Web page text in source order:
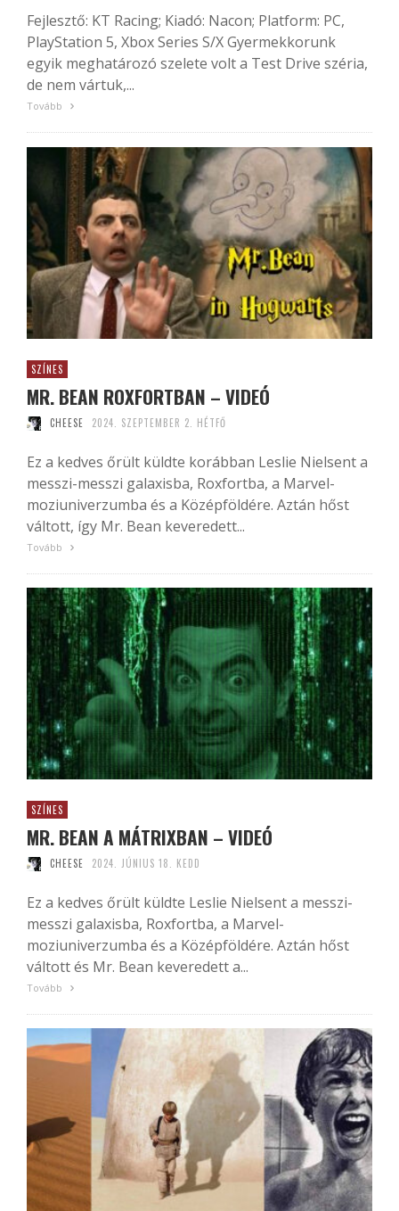
Fejlesztő: KT Racing; Kiadó: Nacon; Platform: PC,
PlayStation 5, Xbox Series S/X Gyermekkorunk
egyik meghatározó szelete volt a Test Drive széria,
de nem vártuk,...
Tovább
SZÍNES
MR. BEAN ROXFORTBAN – VIDEÓ
CHEESE 2024. SZEPTEMBER 2. HÉTFŐ
Ez a kedves őrült küldte korábban Leslie Nielsent a
messzi-messzi galaxisba, Roxfortba, a Marvel-
moziuniverzumba és a Középföldére. Aztán hőst
váltott, így Mr. Bean keveredett...
Tovább
SZÍNES
MR. BEAN A MÁTRIXBAN – VIDEÓ
CHEESE 2024. JÚNIUS 18. KEDD
Ez a kedves őrült küldte Leslie Nielsent a messzi-
messzi galaxisba, Roxfortba, a Marvel-
moziuniverzumba és a Középföldére. Aztán hőst
váltott és Mr. Bean keveredett a...
Tovább